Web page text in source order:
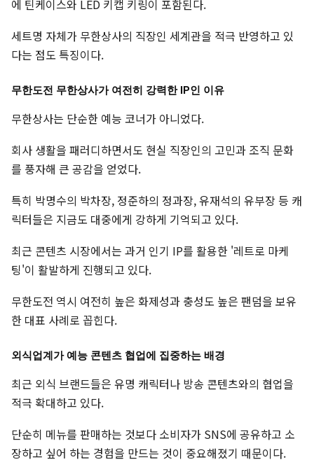
에 틴케이스와 LED 키캡 키링이 포함된다.
세트명 자체가 무한상사의 직장인 세계관을 적극 반영하고 있
다는 점도 특징이다.
무한도전 무한상사가 여전히 강력한 IP인 이유
무한상사는 단순한 예능 코너가 아니었다.
회사 생활을 패러디하면서도 현실 직장인의 고민과 조직 문화
를 풍자해 큰 공감을 얻었다.
특히 박명수의 박차장, 정준하의 정과장, 유재석의 유부장 등 캐
릭터들은 지금도 대중에게 강하게 기억되고 있다.
최근 콘텐츠 시장에서는 과거 인기 IP를 활용한 '레트로 마케
팅'이 활발하게 진행되고 있다.
무한도전 역시 여전히 높은 화제성과 충성도 높은 팬덤을 보유
한 대표 사례로 꼽힌다.
외식업계가 예능 콘텐츠 협업에 집중하는 배경
최근 외식 브랜드들은 유명 캐릭터나 방송 콘텐츠와의 협업을
적극 확대하고 있다.
단순히 메뉴를 판매하는 것보다 소비자가 SNS에 공유하고 소
장하고 싶어 하는 경험을 만드는 것이 중요해졌기 때문이다.